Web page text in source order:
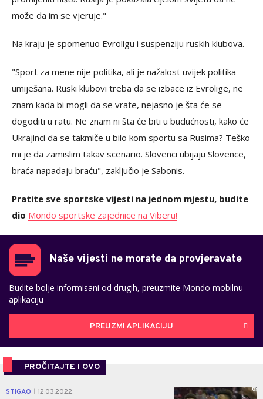
može da im se vjeruje."
Na kraju je spomenuo Evroligu i suspenziju ruskih klubova.
"Sport za mene nije politika, ali je nažalost uvijek politika
umiješana. Ruski klubovi treba da se izbace iz Evrolige, ne
znam kada bi mogli da se vrate, nejasno je šta će se
dogoditi u ratu. Ne znam ni šta će biti u budućnosti, kako će
Ukrajinci da se takmiče u bilo kom sportu sa Rusima? Teško
mi je da zamislim takav scenario. Slovenci ubijaju Slovence,
braća napadaju braću", zaključio je Sabonis.
Pratite sve sportske vijesti na jednom mjestu, budite
dio Mondo sportske zajednice na Viberu!
Naše vijesti ne morate da provjeravate
Budite bolje informisani od drugih, preuzmite Mondo mobilnu
aplikaciju
PREUZMI APLIKACIJU
PROČITAJTE I OVO
STIGAO 12.03.2022. 0